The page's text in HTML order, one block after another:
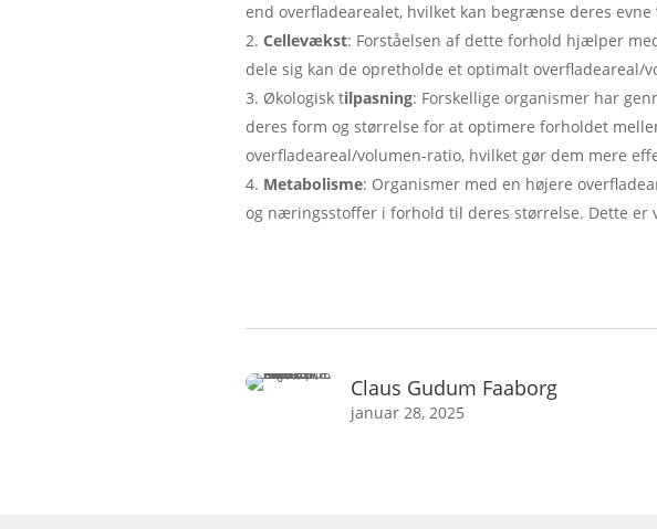
end overfladearealet, hvilket kan begrænse deres
Cellevækst: Forståelsen af dette forhold hjælper
dele sig kan de opretholde et optimalt
Økologisk tilpasning: Forskellige organismer har
deres form og størrelse for at optimere forholdet
overfladeareal/volumen-ratio, hvilket gør dem mere
Metabolisme: Organismer med en højere
og næringsstoffer i forhold til deres størrelse. Dette
Claus Gudum Faaborg
januar 28, 2025